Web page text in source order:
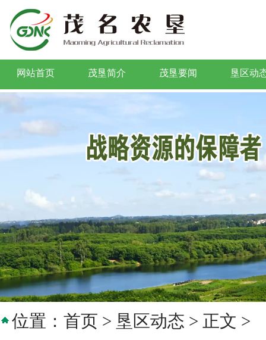
网站首页 茂垦简介 茂垦要闻 垦区动
位置： 首页 > 垦区动态 > 正文 >